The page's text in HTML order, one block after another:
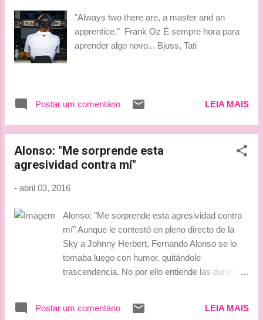
"Always two there are, a master and an
apprentice." Frank Oz É sempre hora para
aprender algo novo... Bjuss, Tati
Postar um comentário LEIA MAIS
Alonso: "Me sorprende esta
agresividad contra mí"
- abril 03, 2016
Alonso: "Me sorprende esta agresividad contra
mí" Aunque le contestó en pleno directo de la
Sky a Johnny Herbert, Fernando Alonso se lo
tomaba luego con humor, quitándole
trascendencia. No por ello entiende las duras
debería retirarse. No es la primera vez que en
Postar um comentário LEIA MAIS